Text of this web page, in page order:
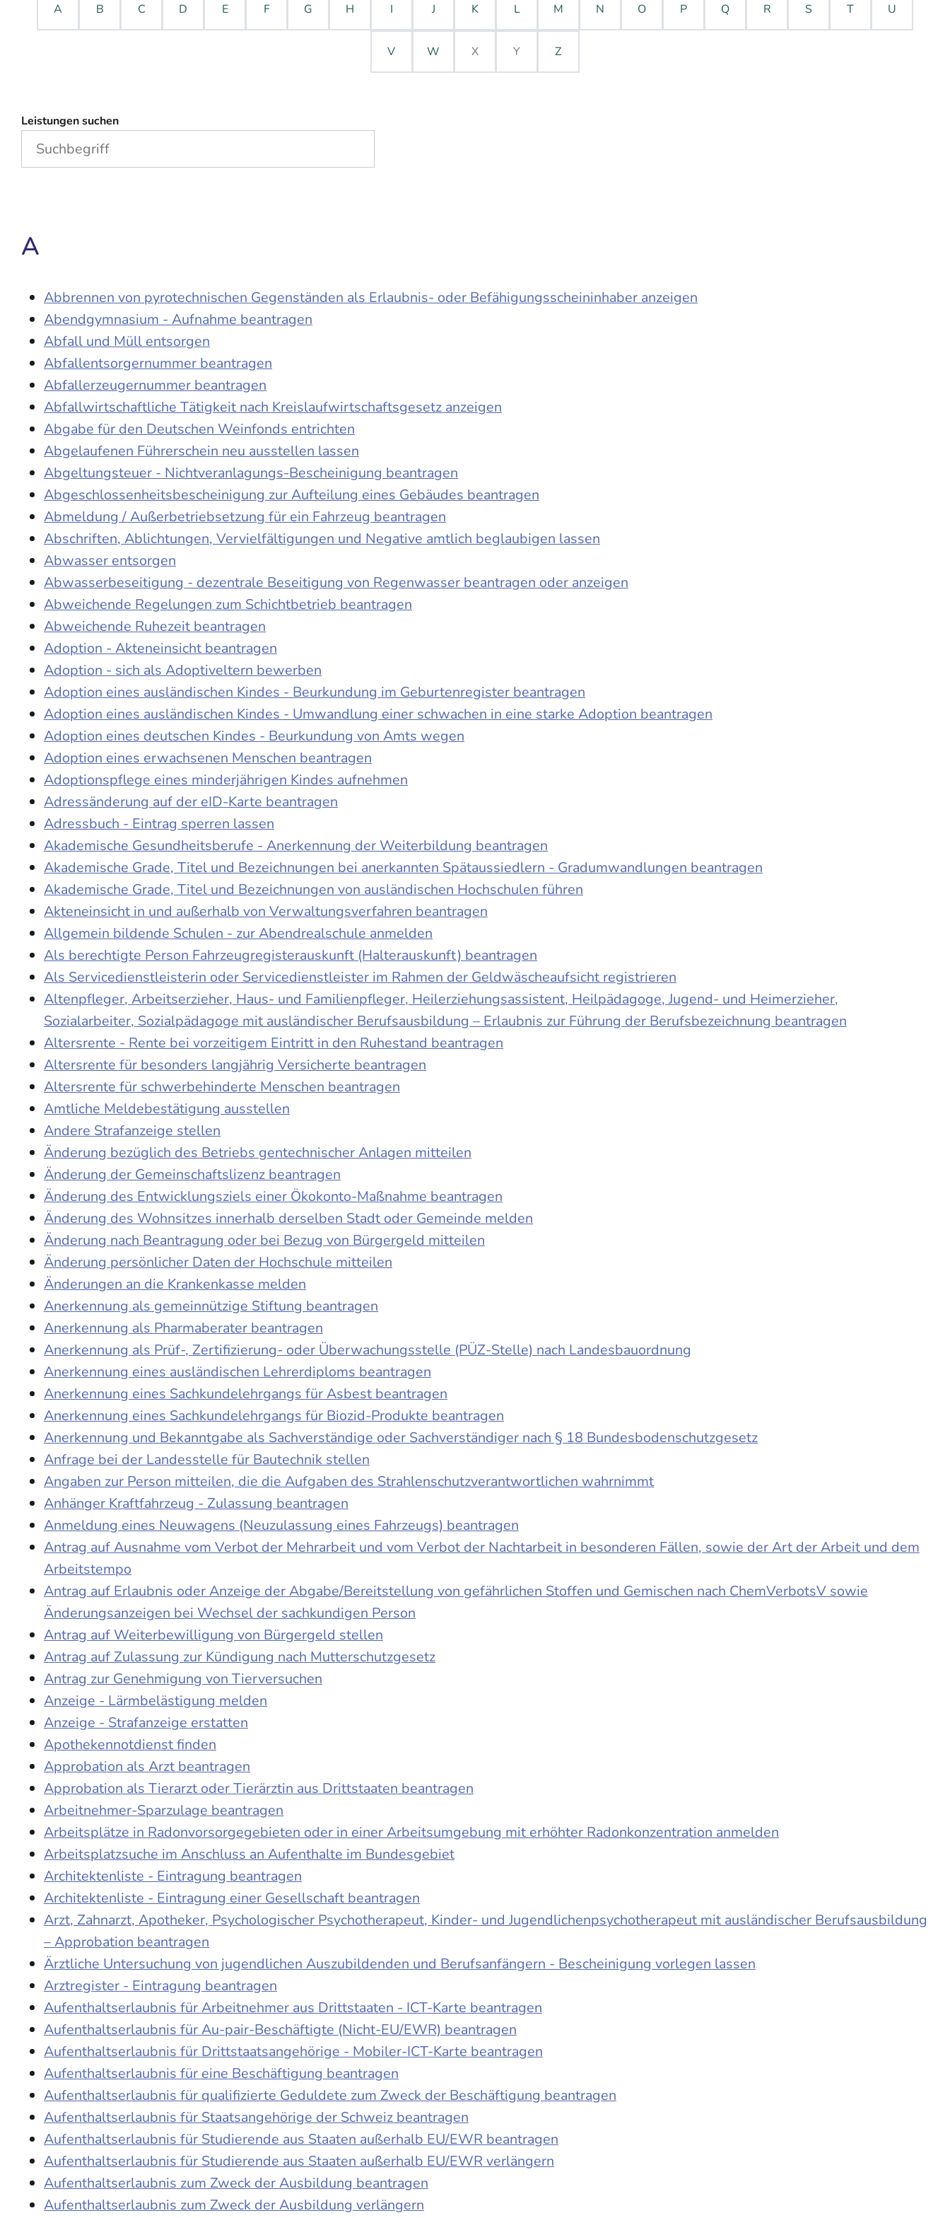
A B C D E F G H I J K L M N O P Q R S T U
V W X Y Z
Leistungen suchen
A
Abbrennen von pyrotechnischen Gegenständen als Erlaubnis- oder Befähigungsscheininhaber anzeigen
Abendgymnasium - Aufnahme beantragen
Abfall und Müll entsorgen
Abfallentsorgernummer beantragen
Abfallerzeugernummer beantragen
Abfallwirtschaftliche Tätigkeit nach Kreislaufwirtschaftsgesetz anzeigen
Abgabe für den Deutschen Weinfonds entrichten
Abgelaufenen Führerschein neu ausstellen lassen
Abgeltungsteuer - Nichtveranlagungs-Bescheinigung beantragen
Abgeschlossenheitsbescheinigung zur Aufteilung eines Gebäudes beantragen
Abmeldung / Außerbetriebsetzung für ein Fahrzeug beantragen
Abschriften, Ablichtungen, Vervielfältigungen und Negative amtlich beglaubigen lassen
Abwasser entsorgen
Abwasserbeseitigung - dezentrale Beseitigung von Regenwasser beantragen oder anzeigen
Abweichende Regelungen zum Schichtbetrieb beantragen
Abweichende Ruhezeit beantragen
Adoption - Akteneinsicht beantragen
Adoption - sich als Adoptiveltern bewerben
Adoption eines ausländischen Kindes - Beurkundung im Geburtenregister beantragen
Adoption eines ausländischen Kindes - Umwandlung einer schwachen in eine starke Adoption beantragen
Adoption eines deutschen Kindes - Beurkundung von Amts wegen
Adoption eines erwachsenen Menschen beantragen
Adoptionspflege eines minderjährigen Kindes aufnehmen
Adressänderung auf der eID-Karte beantragen
Adressbuch - Eintrag sperren lassen
Akademische Gesundheitsberufe - Anerkennung der Weiterbildung beantragen
Akademische Grade, Titel und Bezeichnungen bei anerkannten Spätaussiedlern - Gradumwandlungen beantragen
Akademische Grade, Titel und Bezeichnungen von ausländischen Hochschulen führen
Akteneinsicht in und außerhalb von Verwaltungsverfahren beantragen
Allgemein bildende Schulen - zur Abendrealschule anmelden
Als berechtigte Person Fahrzeugregisterauskunft (Halterauskunft) beantragen
Als Servicedienstleisterin oder Servicedienstleister im Rahmen der Geldwäscheaufsicht registrieren
Altenpfleger, Arbeitserzieher, Haus- und Familienpfleger, Heilerziehungsassistent, Heilpädagoge, Jugend- und Heimerzieher,
Sozialarbeiter, Sozialpädagoge mit ausländischer Berufsausbildung – Erlaubnis zur Führung der Berufsbezeichnung beantragen
Altersrente - Rente bei vorzeitigem Eintritt in den Ruhestand beantragen
Altersrente für besonders langjährig Versicherte beantragen
Altersrente für schwerbehinderte Menschen beantragen
Amtliche Meldebestätigung ausstellen
Andere Strafanzeige stellen
Änderung bezüglich des Betriebs gentechnischer Anlagen mitteilen
Änderung der Gemeinschaftslizenz beantragen
Änderung des Entwicklungsziels einer Ökokonto-Maßnahme beantragen
Änderung des Wohnsitzes innerhalb derselben Stadt oder Gemeinde melden
Änderung nach Beantragung oder bei Bezug von Bürgergeld mitteilen
Änderung persönlicher Daten der Hochschule mitteilen
Änderungen an die Krankenkasse melden
Anerkennung als gemeinnützige Stiftung beantragen
Anerkennung als Pharmaberater beantragen
Anerkennung als Prüf-, Zertifizierung- oder Überwachungsstelle (PÜZ-Stelle) nach Landesbauordnung
Anerkennung eines ausländischen Lehrerdiploms beantragen
Anerkennung eines Sachkundelehrgangs für Asbest beantragen
Anerkennung eines Sachkundelehrgangs für Biozid-Produkte beantragen
Anerkennung und Bekanntgabe als Sachverständige oder Sachverständiger nach § 18 Bundesbodenschutzgesetz
Anfrage bei der Landesstelle für Bautechnik stellen
Angaben zur Person mitteilen, die die Aufgaben des Strahlenschutzverantwortlichen wahrnimmt
Anhänger Kraftfahrzeug - Zulassung beantragen
Anmeldung eines Neuwagens (Neuzulassung eines Fahrzeugs) beantragen
Antrag auf Ausnahme vom Verbot der Mehrarbeit und vom Verbot der Nachtarbeit in besonderen Fällen, sowie der Art der Arbeit und dem
Arbeitstempo
Antrag auf Erlaubnis oder Anzeige der Abgabe/Bereitstellung von gefährlichen Stoffen und Gemischen nach ChemVerbotsV sowie
Änderungsanzeigen bei Wechsel der sachkundigen Person
Antrag auf Weiterbewilligung von Bürgergeld stellen
Antrag auf Zulassung zur Kündigung nach Mutterschutzgesetz
Antrag zur Genehmigung von Tierversuchen
Anzeige - Lärmbelästigung melden
Anzeige - Strafanzeige erstatten
Apothekennotdienst finden
Approbation als Arzt beantragen
Approbation als Tierarzt oder Tierärztin aus Drittstaaten beantragen
Arbeitnehmer-Sparzulage beantragen
Arbeitsplätze in Radonvorsorgegebieten oder in einer Arbeitsumgebung mit erhöhter Radonkonzentration anmelden
Arbeitsplatzsuche im Anschluss an Aufenthalte im Bundesgebiet
Architektenliste - Eintragung beantragen
Architektenliste - Eintragung einer Gesellschaft beantragen
Arzt, Zahnarzt, Apotheker, Psychologischer Psychotherapeut, Kinder- und Jugendlichenpsychotherapeut mit ausländischer Berufsausbildung
– Approbation beantragen
Ärztliche Untersuchung von jugendlichen Auszubildenden und Berufsanfängern - Bescheinigung vorlegen lassen
Arztregister - Eintragung beantragen
Aufenthaltserlaubnis für Arbeitnehmer aus Drittstaaten - ICT-Karte beantragen
Aufenthaltserlaubnis für Au-pair-Beschäftigte (Nicht-EU/EWR) beantragen
Aufenthaltserlaubnis für Drittstaatsangehörige - Mobiler-ICT-Karte beantragen
Aufenthaltserlaubnis für eine Beschäftigung beantragen
Aufenthaltserlaubnis für qualifizierte Geduldete zum Zweck der Beschäftigung beantragen
Aufenthaltserlaubnis für Staatsangehörige der Schweiz beantragen
Aufenthaltserlaubnis für Studierende aus Staaten außerhalb EU/EWR beantragen
Aufenthaltserlaubnis für Studierende aus Staaten außerhalb EU/EWR verlängern
Aufenthaltserlaubnis zum Zweck der Ausbildung beantragen
Aufenthaltserlaubnis zum Zweck der Ausbildung verlängern